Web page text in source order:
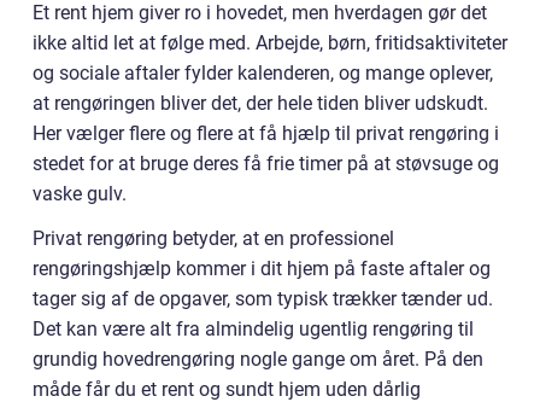
Et rent hjem giver ro i hovedet, men hverdagen gør det
ikke altid let at følge med. Arbejde, børn, fritidsaktiviteter
og sociale aftaler fylder kalenderen, og mange oplever,
at rengøringen bliver det, der hele tiden bliver udskudt.
Her vælger flere og flere at få hjælp til privat rengøring i
stedet for at bruge deres få frie timer på at støvsuge og
vaske gulv.
Privat rengøring betyder, at en professionel
rengøringshjælp kommer i dit hjem på faste aftaler og
tager sig af de opgaver, som typisk trækker tænder ud.
Det kan være alt fra almindelig ugentlig rengøring til
grundig hovedrengøring nogle gange om året. På den
måde får du et rent og sundt hjem uden dårlig